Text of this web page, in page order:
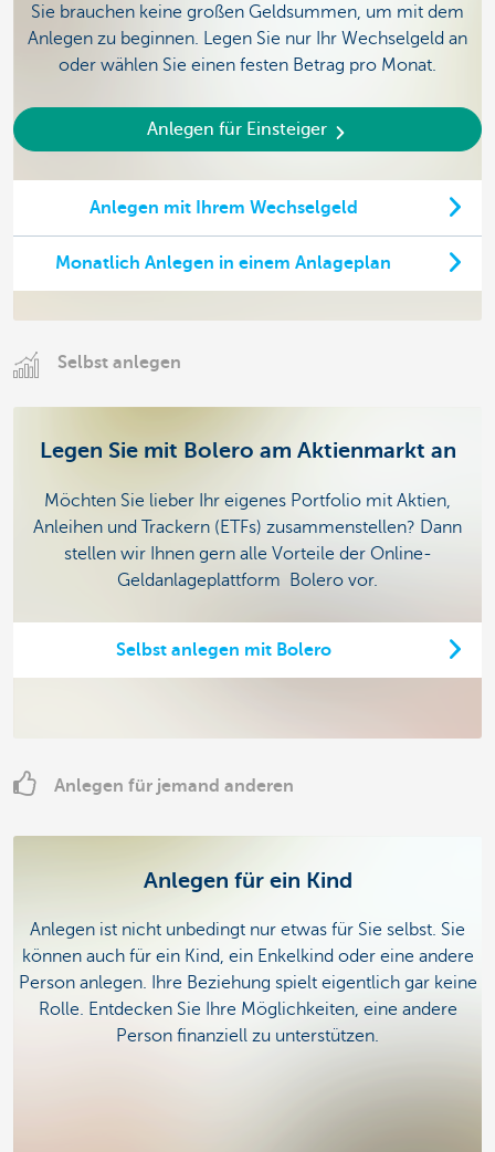
Sie brauchen keine großen Geldsummen, um mit dem
Anlegen zu beginnen. Legen Sie nur Ihr Wechselgeld an
oder wählen Sie einen festen Betrag pro Monat.
Anlegen für Einsteiger
Anlegen mit Ihrem Wechselgeld
Monatlich Anlegen in einem Anlageplan
Selbst anlegen
Legen Sie mit Bolero am Aktienmarkt an
Möchten Sie lieber Ihr eigenes Portfolio mit Aktien,
Anleihen und Trackern (ETFs) zusammenstellen? Dann
stellen wir Ihnen gern alle Vorteile der Online-
Geldanlageplattform Bolero vor.
Selbst anlegen mit Bolero
Anlegen für jemand anderen
Anlegen für ein Kind
Anlegen ist nicht unbedingt nur etwas für Sie selbst. Sie
können auch für ein Kind, ein Enkelkind oder eine andere
Person anlegen. Ihre Beziehung spielt eigentlich gar keine
Rolle. Entdecken Sie Ihre Möglichkeiten, eine andere
Person finanziell zu unterstützen.